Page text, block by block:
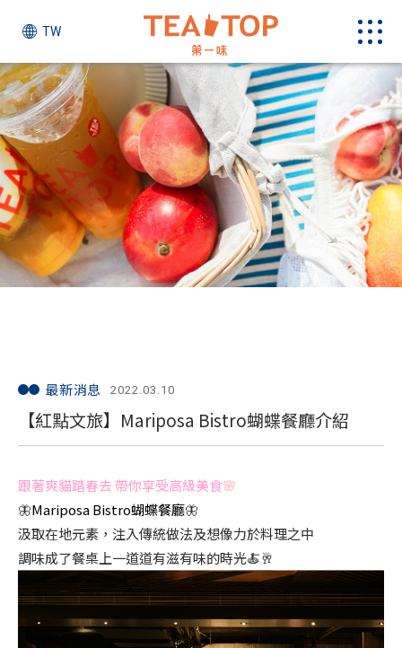
最新消息 2022.03.10
【紅點文旅】Mariposa Bistro蝴蝶餐廳介紹
跟著爽貓踏春去 帶你享受高級美食🌸
🦋Mariposa Bistro蝴蝶餐廳🦋
汲取在地元素，注入傳統做法及想像力於料理之中
調味成了餐桌上一道道有滋有味的時光🍝🥂
TW